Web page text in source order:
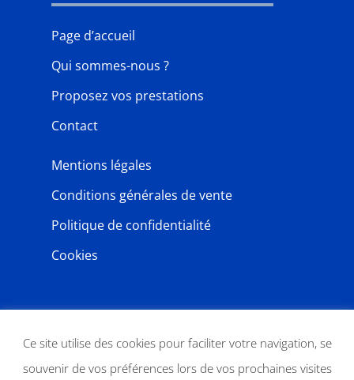
Page d’accueil
Qui sommes-nous ?
Proposez vos prestations
Contact
Mentions légales
Conditions générales de vente
Politique de confidentialité
Cookies
Ce site utilise des cookies pour faciliter votre navigation, se
souvenir de vos préférences lors de vos prochaines visites